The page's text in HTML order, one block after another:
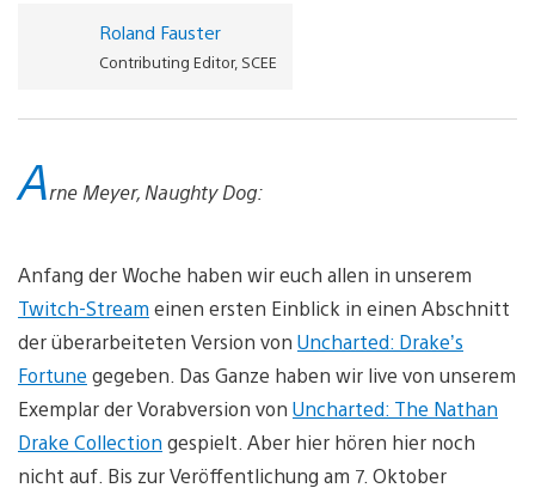
Roland Fauster
Contributing Editor, SCEE
Arne Meyer, Naughty Dog:
Anfang der Woche haben wir euch allen in unserem
Twitch-Stream einen ersten Einblick in einen Abschnitt
der überarbeiteten Version von Uncharted: Drake’s
Fortune gegeben. Das Ganze haben wir live von unserem
Exemplar der Vorabversion von Uncharted: The Nathan
Drake Collection gespielt. Aber hier hören hier noch
nicht auf. Bis zur Veröffentlichung am 7. Oktober